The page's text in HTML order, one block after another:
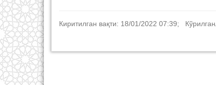
Киритилган вақти: 18/01/2022 07:39;